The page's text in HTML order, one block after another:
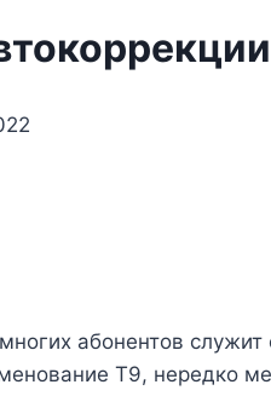
абонентов
Т9, нередко